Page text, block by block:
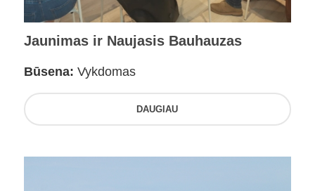
Jaunimas ir Naujasis Bauhauzas
Būsena: Vykdomas
DAUGIAU